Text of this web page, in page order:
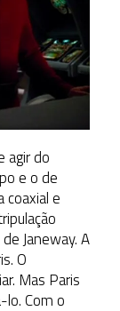
agir do
e o de
coaxial e
Janeway. A
O
Mas Paris
Com o